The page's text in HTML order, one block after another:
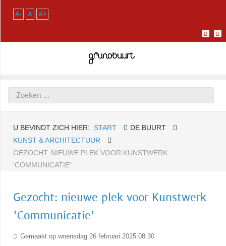
A- A A+
U BEVINDT ZICH HIER: START
DE BUURT
KUNST & ARCHITECTUUR
GEZOCHT: NIEUWE PLEK VOOR KUNSTWERK
'COMMUNICATIE'
Gezocht: nieuwe plek voor Kunstwerk
'Communicatie'
Gemaakt op woensdag 26 februari 2025 08:30